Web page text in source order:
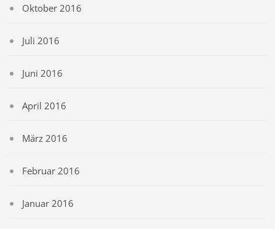
Oktober 2016
Juli 2016
Juni 2016
April 2016
März 2016
Februar 2016
Januar 2016